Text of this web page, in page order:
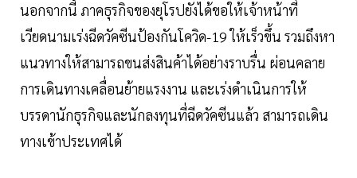
นอกจากนี้ ภาคธุรกิจของยุโรปยังได้ขอให้เจ้าหน้าที่
เวียดนามเร่งฉีดวัคซีนป้องกันโควิด-19 ให้เร็วขึ้น รวมถึงหา
แนวทางให้สามารถขนส่งสินค้าได้อย่างราบรื่น ผ่อนคลาย
การเดินทางเคลื่อนย้ายแรงงาน และเร่งดำเนินการให้
บรรดานักธุรกิจและนักลงทุนที่ฉีดวัคซีนแล้ว สามารถเดิน
ทางเข้าประเทศได้